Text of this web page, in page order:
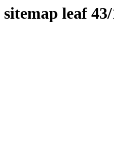
sitemap leaf